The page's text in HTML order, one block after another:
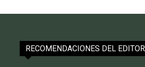
RECOMENDACIONES DEL EDITOR